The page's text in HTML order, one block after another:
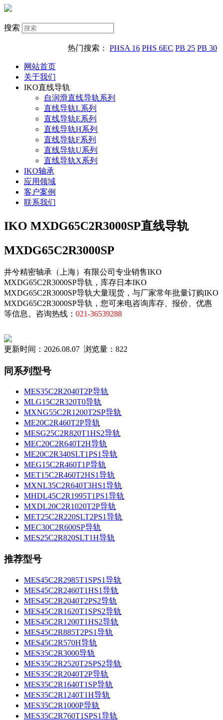
搜索
热门搜索： PHSA 16 PHS 6EC PB 25 PB 30
网站首页
关于我们
IKO直线导轨
自润滑直线导轨系列
直线导轨L系列
直线导轨E系列
直线导轨H系列
直线导轨F系列
直线导轨U系列
直线导轨X系列
IKO轴承
应用领域
客户案例
联系我们
IKO MXDG65C2R3000SP直线导轨
MXDG65C2R3000SP
井兮精密轴承（上海）有限公司专业销售IKO
MXDG65C2R3000SP导轨，库存日本IKO
MXDG65C2R3000SP导轨大量现货，与厂家常年批量订购IKO
MXDG65C2R3000SP导轨，您可来电咨询库存、报价、优惠
等信息。咨询热线： 021-36539288
更新时间：2026.08.07 浏览量：822
同系列型号
MES35C2R2040T2P导轨
MLG15C2R320T0导轨
MXNG55C2R1200T2SP导轨
ME20C2R460T2P导轨
MESG25C2R820T1HS2导轨
MEC20C2R640T2H导轨
ME20C2R340SLT1PS1导轨
MEG15C2R460T1P导轨
MET15C2R460T2HS1导轨
MXNL35C2R640T3HS1导轨
MHDL45C2R1995T1PS1导轨
MXDL20C2R1020T2P导轨
MET25C2R220SLT2PS1导轨
MEC30C2R600SP导轨
MES25C2R820SLT1H导轨
推荐型号
MES45C2R2985T1SPS1导轨
MES45C2R2460T1HS1导轨
MES45C2R2040T2PS2导轨
MES45C2R1620T1SPS2导轨
MES45C2R1200T1HS2导轨
MES45C2R885T2PS1导轨
MES45C2R570H导轨
MES35C2R3000导轨
MES35C2R2520T2SPS2导轨
MES35C2R2040T2P导轨
MES35C2R1640T1SP导轨
MES35C2R1240T1H导轨
MES35C2R1000P导轨
MES35C2R760T1SPS1导轨